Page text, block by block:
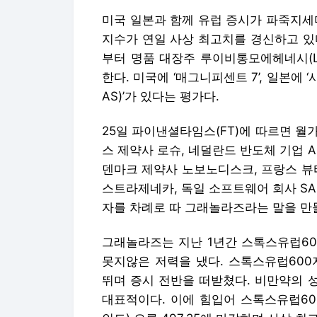
미국 일본과 함께 유럽 증시가 파죽지
지수가 연일 사상 최고치를 경신하고
부터 명품 대장주 루이비통모에헤네시
한다. 미국에 ‘매그니피센트 7’, 일본에
AS)’가 있다는 평가다.
25일 파이낸셜타임스(FT)에 따르면 월
스 제약사 로슈, 네덜란드 반도체 기업
덴마크 제약사 노보노디스크, 프랑스
스트라제네카, 독일 소프트웨어 회사
자를 차례로 따 그래놀라즈라는 말을 만
그래놀라즈는 지난 1년간 스톡스유럽
못지않은 저력을 냈다. 스톡스유럽
뛰며 증시 전반을 떠받쳤다. 비만약의
대표적이다. 이에 힘입어 스톡스유럽